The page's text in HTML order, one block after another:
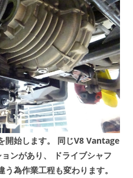
始します。
同じV8 Vantage
ンがあり、
ドライブシャフ
為作業工程も変わります。